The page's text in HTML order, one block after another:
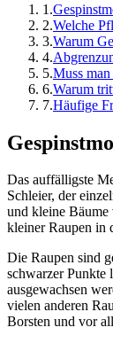
1 .
2.Welche
3.Warum
4.
5.Muss
6.Warum
7.Häufige
Das auffälligste
Schleier, der
und kleine
kleiner Raupen in
Die Raupen sind
schwarzer Punkte
ausgewachsen
vielen anderen
Borsten und vor